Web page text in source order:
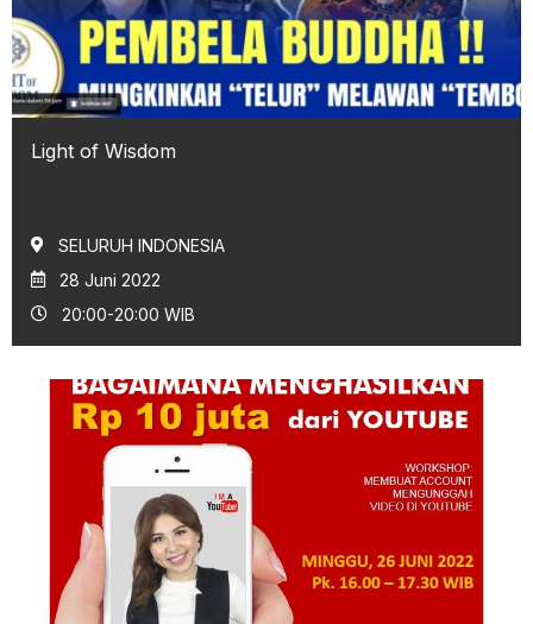
Light of Wisdom
SELURUH INDONESIA
28 Juni 2022
20:00-20:00 WIB